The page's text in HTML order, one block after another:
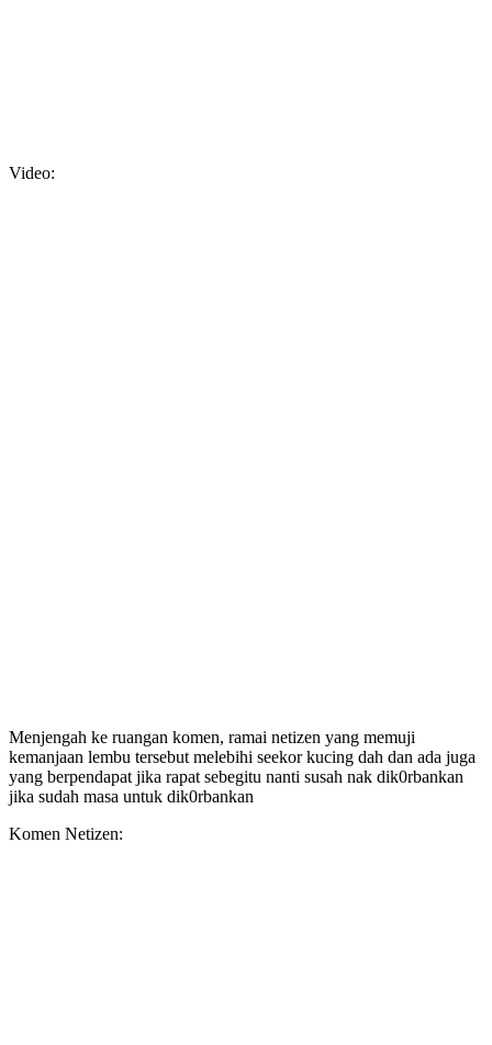
Video:
Menjengah ke ruangan komen, ramai netizen yang memuji
kemanjaan lembu tersebut melebihi seekor kucing dah dan ada juga
yang berpendapat jika rapat sebegitu nanti susah nak dik0rbankan
jika sudah masa untuk dik0rbankan
Komen Netizen: